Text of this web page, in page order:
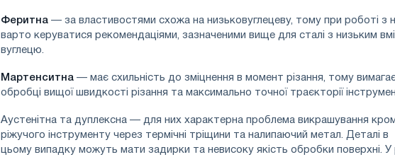
Феритна — за властивостями схожа на низьковуглецеву, тому при роботі з
варто керуватися рекомендаціями, зазначеними вище для сталі з низьким
вуглецю.
Мартенситна — має схильність до зміцнення в момент різання, тому
обробці вищої швидкості різання та максимально точної траєкторії
Аустенітна та дуплексна — для них характерна проблема викрашування
ріжучого інструменту через термічні тріщини та налипаючий метал. Деталі в
цьому випадку можуть мати задирки та невисоку якість обробки поверхні. У